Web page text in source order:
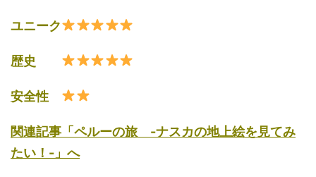
ユニーク
歴史
安全性
関連記事「ペルーの旅 -ナスカの地上絵を見てみ
たい！-」へ